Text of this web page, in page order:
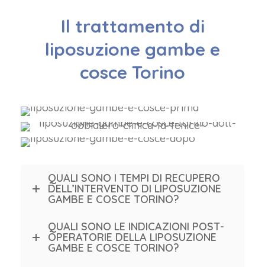
Il trattamento di
liposuzione gambe e
cosce Torino
QUALI SONO I TEMPI DI RECUPERO
DELL’INTERVENTO DI LIPOSUZIONE
GAMBE E COSCE TORINO?
QUALI SONO LE INDICAZIONI POST-
OPERATORIE DELLA LIPOSUZIONE
GAMBE E COSCE TORINO?